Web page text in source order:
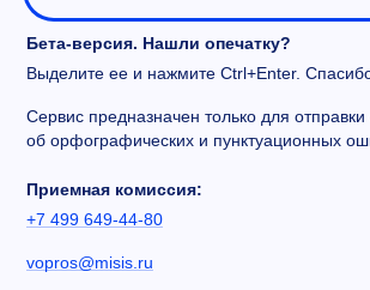
Бета-версия. Нашли опечатку?
Выделите ее и нажмите Ctrl+Enter.
Сервис предназначен только для
об орфографических и пунктуационных
Приемная комиссия:
+7 499 649-44-80
vopros@misis.ru